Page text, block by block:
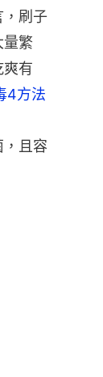
，刷子
量繁
有
4方法
且容